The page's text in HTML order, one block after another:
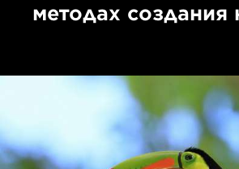
методах создания